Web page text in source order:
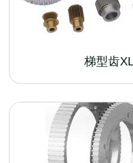
梯型齿